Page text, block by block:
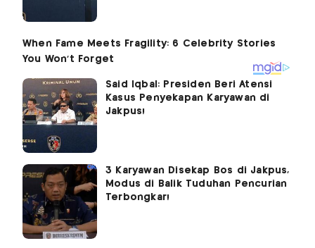
Said Iqbal: Presiden Beri Atensi
Kasus Penyekapan Karyawan di
Jakpus!
3 Karyawan Disekap Bos di Jakpus,
Modus di Balik Tuduhan Pencurian
Terbongkar!